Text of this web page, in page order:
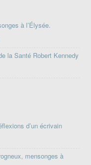
à l’Élysée.
la Santé Robert Kennedy
d’un écrivain
mensonges à